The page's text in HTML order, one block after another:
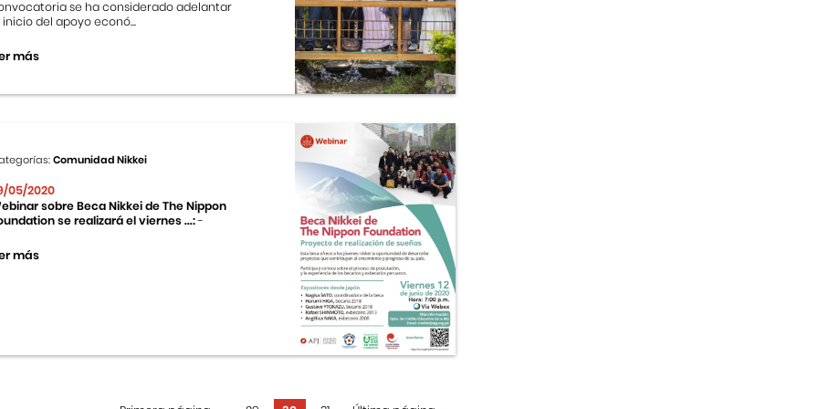
se ha considerado adelantar
inicio del apoyo econó...
más
Comunidad Nikkei
05/2020
sobre Beca Nikkei de The Nippon
se realizará el viernes ...:-
más